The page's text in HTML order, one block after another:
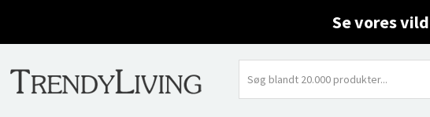
Se vores